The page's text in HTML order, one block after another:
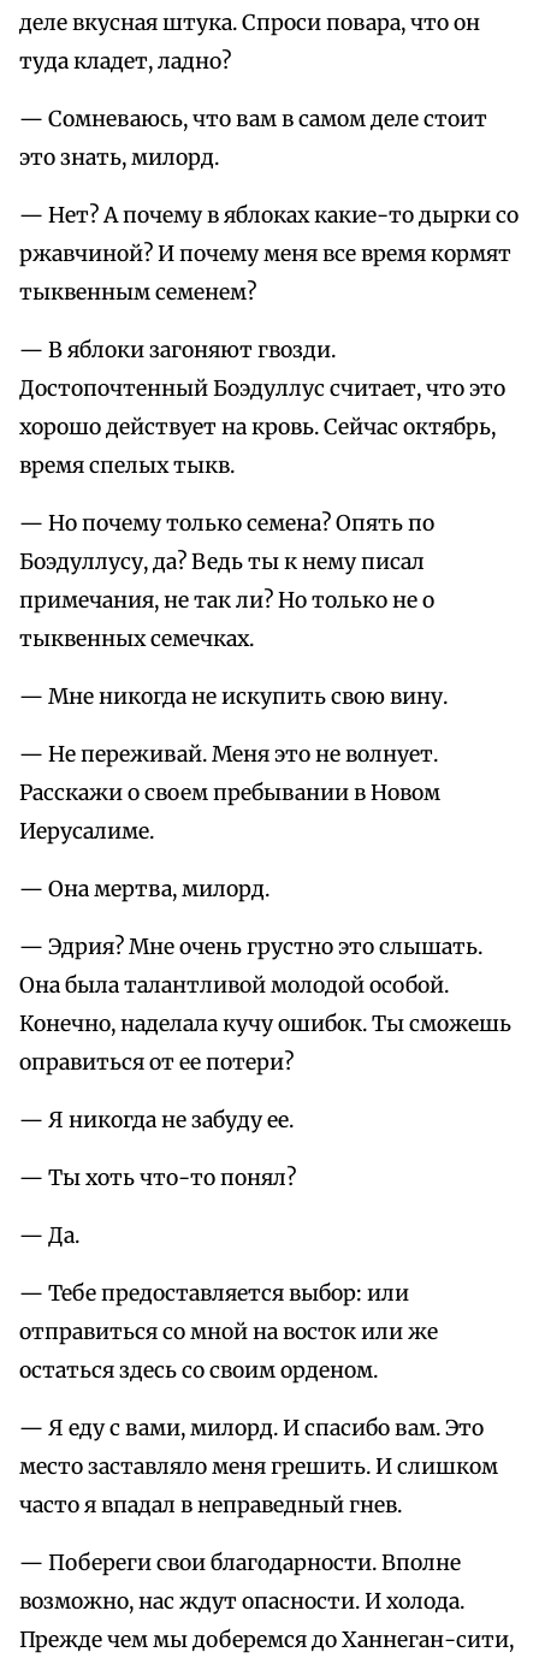
деле вкусная штука. Спроси повара, что он
туда кладет, ладно?
— Сомневаюсь, что вам в самом деле стоит
это знать, милорд.
— Нет? А почему в яблоках какие-то дырки со
ржавчиной? И почему меня все время кормят
тыквенным семенем?
— В яблоки загоняют гвозди.
Достопочтенный Боэдуллус считает, что это
хорошо действует на кровь. Сейчас октябрь,
время спелых тыкв.
— Но почему только семена? Опять по
Боэдуллусу, да? Ведь ты к нему писал
примечания, не так ли? Но только не о
тыквенных семечках.
— Мне никогда не искупить свою вину.
— Не переживай. Меня это не волнует.
Расскажи о своем пребывании в Новом
Иерусалиме.
— Она мертва, милорд.
— Эдрия? Мне очень грустно это слышать.
Она была талантливой молодой особой.
Конечно, наделала кучу ошибок. Ты сможешь
оправиться от ее потери?
— Я никогда не забуду ее.
— Ты хоть что-то понял?
— Да.
— Тебе предоставляется выбор: или
отправиться со мной на восток или же
остаться здесь со своим орденом.
— Я еду с вами, милорд. И спасибо вам. Это
место заставляло меня грешить. И слишком
часто я впадал в неправедный гнев.
— Побереги свои благодарности. Вполне
возможно, нас ждут опасности. И холода.
Прежде чем мы доберемся до Ханнеган-сити,